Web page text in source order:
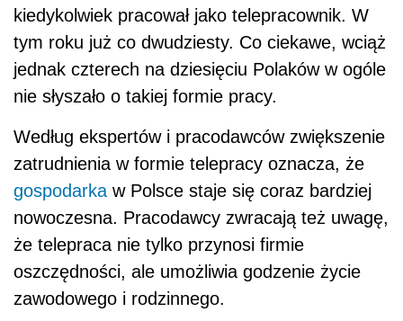
kiedykolwiek pracował jako telepracownik. W
tym roku już co dwudziesty. Co ciekawe, wciąż
jednak czterech na dziesięciu Polaków w ogóle
nie słyszało o takiej formie pracy.
Według ekspertów i pracodawców zwiększenie
zatrudnienia w formie telepracy oznacza, że
gospodarka w Polsce staje się coraz bardziej
nowoczesna. Pracodawcy zwracają też uwagę,
że telepraca nie tylko przynosi firmie
oszczędności, ale umożliwia godzenie życie
zawodowego i rodzinnego.